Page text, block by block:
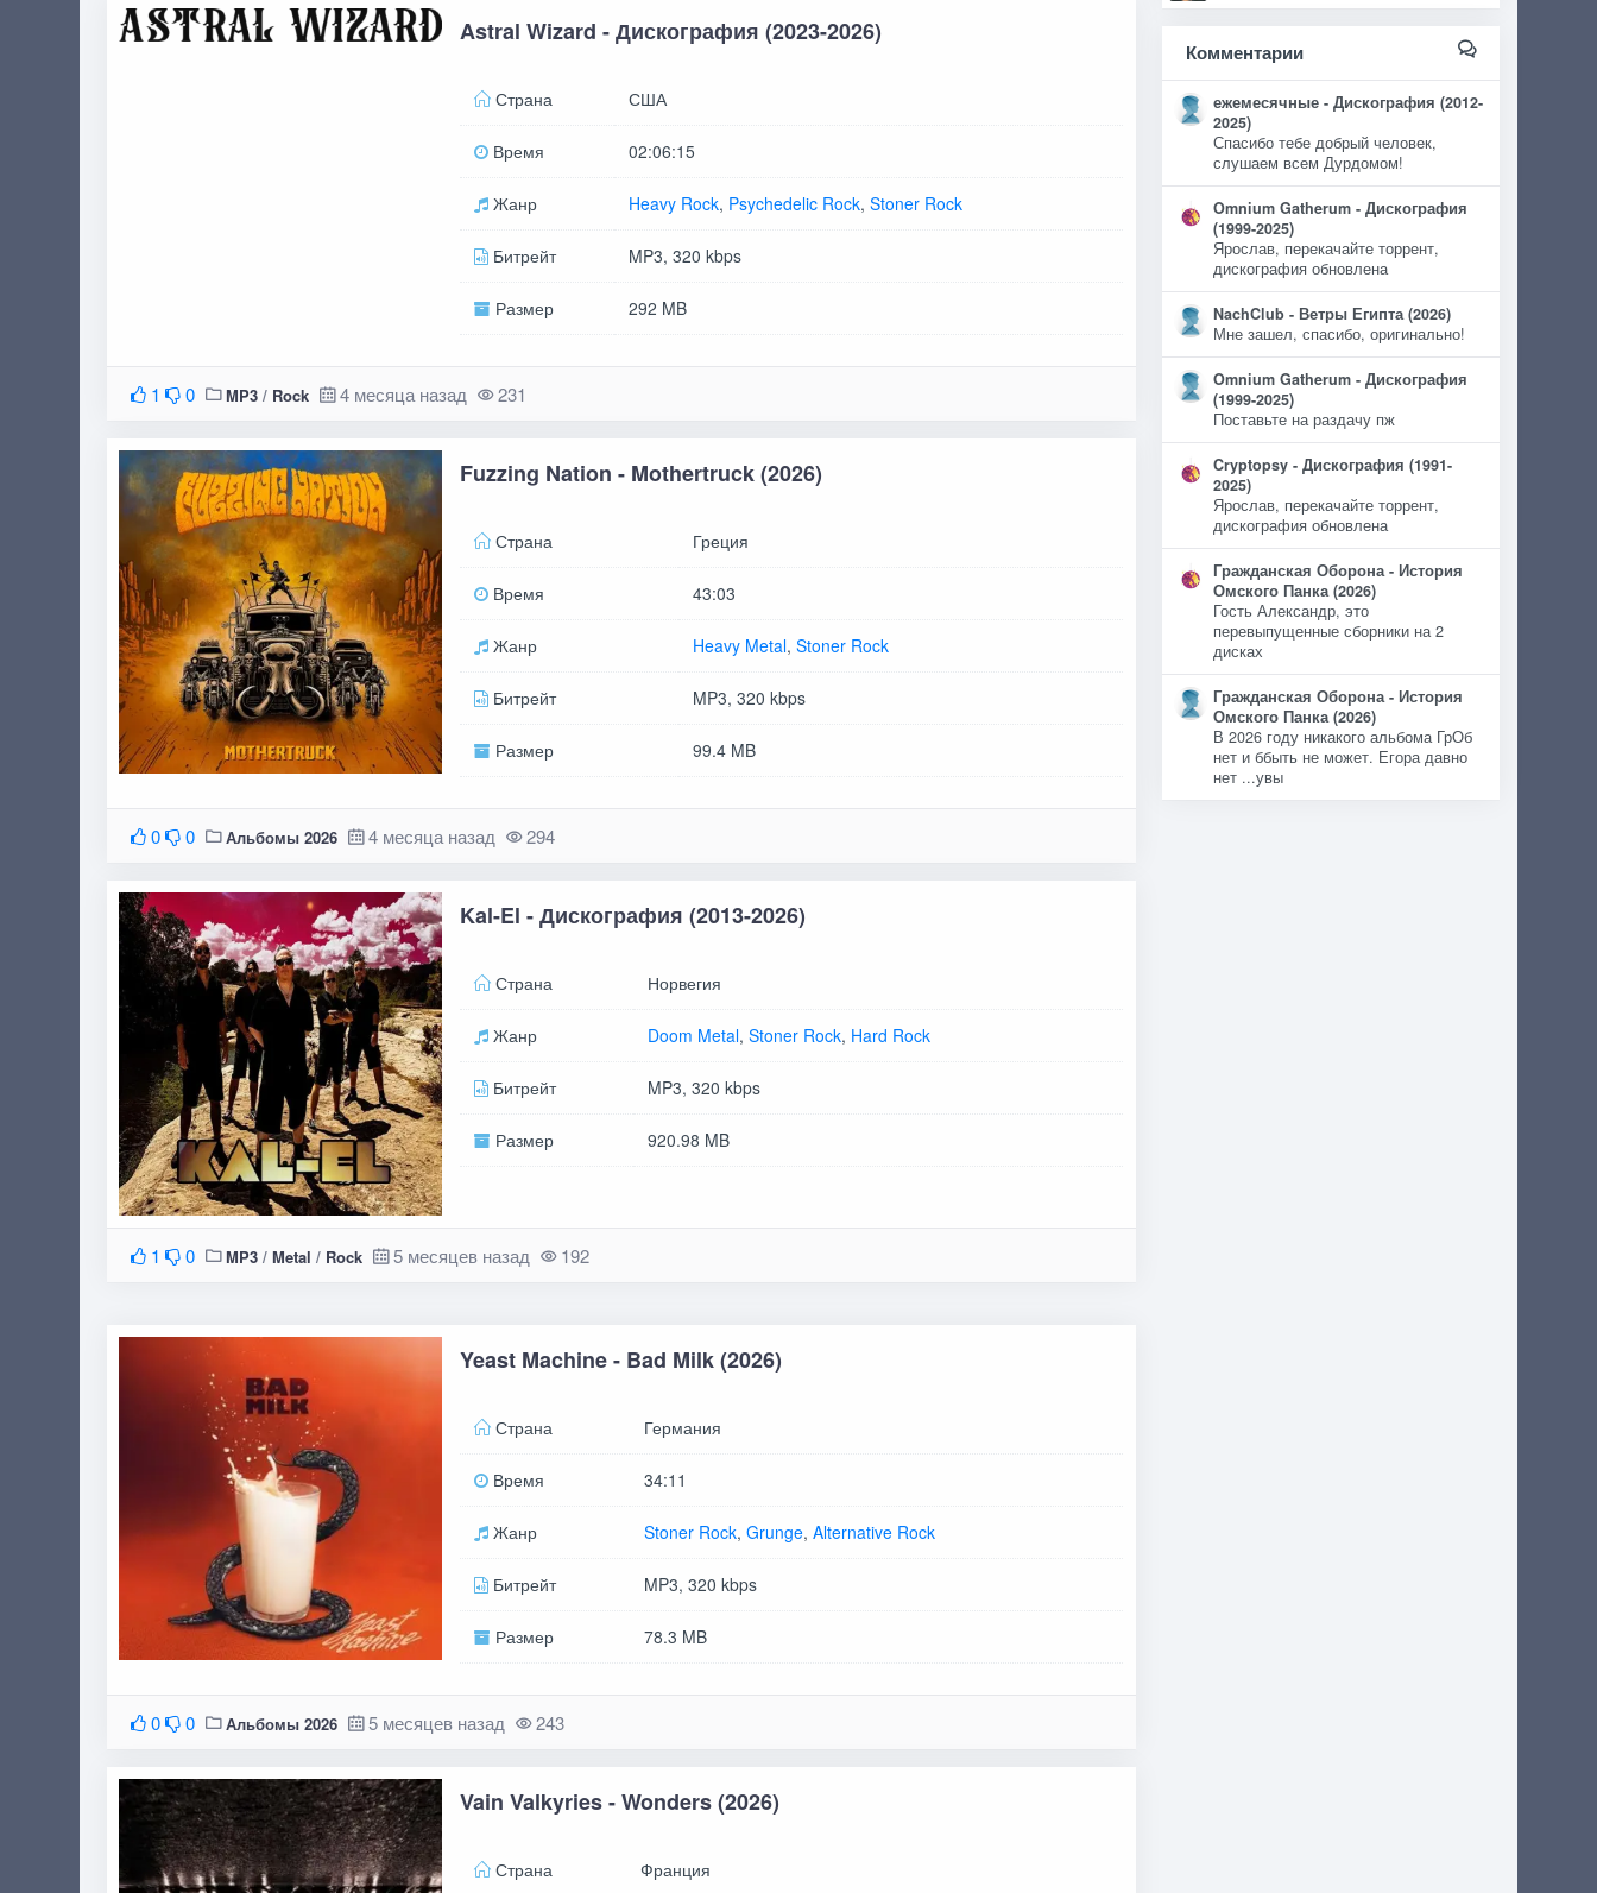
Astral Wizard - Дискография (2023-2026)
Страна США
Время 02:06:15
Жанр Heavy Rock, Psychedelic Rock, Stoner Rock
Битрейт MP3, 320 kbps
Размер 292 MB
1 0 MP3/ Rock 4 месяца назад 231
Fuzzing Nation - Mothertruck (2026)
Страна Греция
Время 43:03
Жанр Heavy Metal, Stoner Rock
Битрейт MP3, 320 kbps
Размер 99.4 MB
0 0 Альбомы 2026 4 месяца назад 294
Kal-El - Дискография (2013-2026)
Страна Норвегия
Жанр Doom Metal, Stoner Rock, Hard Rock
Битрейт MP3, 320 kbps
Размер 920.98 MB
1 0 MP3/ Metal / Rock 5 месяцев назад 192
Yeast Machine - Bad Milk (2026)
Страна Германия
Время 34:11
Жанр Stoner Rock, Grunge, Alternative Rock
Битрейт MP3, 320 kbps
Размер 78.3 MB
0 0 Альбомы 2026 5 месяцев назад 243
Vain Valkyries - Wonders (2026)
Страна Франция
Комментарии
ежемесячные - Дискография (2012-
2025)
Спасибо тебе добрый человек,
слушаем всем Дурдомом!
Omnium Gatherum - Дискография
(1999-2025)
Ярослав, перекачайте торрент,
дискография обновлена
NachClub - Ветры Египта (2026)
Мне зашел, спасибо, оригинально!
Omnium Gatherum - Дискография
(1999-2025)
Поставьте на раздачу пж
Cryptopsy - Дискография (1991-
2025)
Ярослав, перекачайте торрент,
дискография обновлена
Гражданская Оборона - История
Омского Панка (2026)
Гость Александр, это
перевыпущенные сборники на 2
дисках
Гражданская Оборона - История
Омского Панка (2026)
В 2026 году никакого альбома ГрОб
нет и ббыть не может. Егора давно
нет ...увы